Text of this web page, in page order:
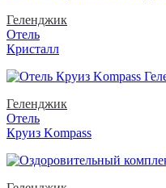
Геленджик
Отель
Кристалл
Геленджик
Отель
Круиз Kompass